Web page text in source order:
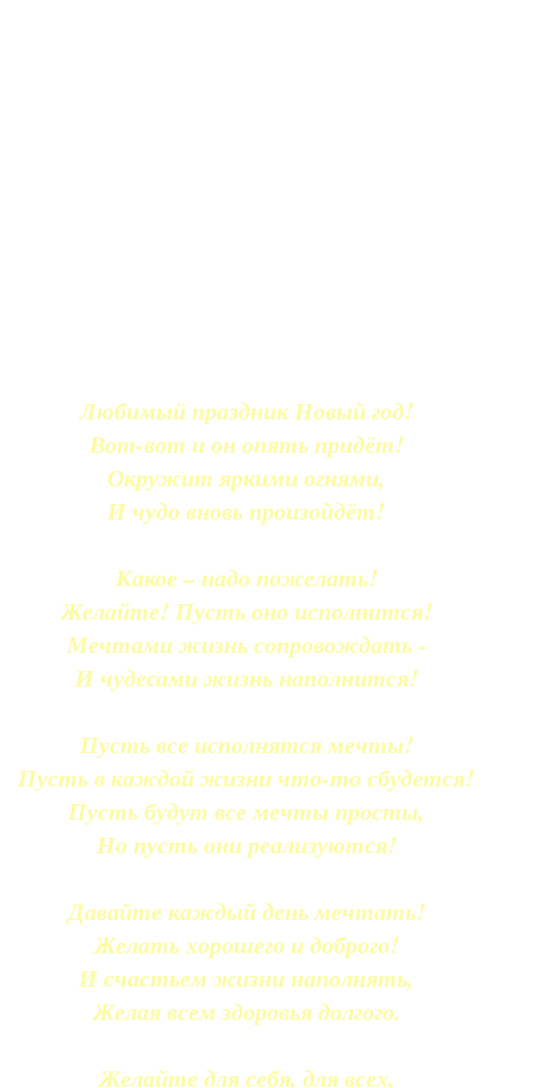
Любимый праздник Новый год!
Вот-вот и он опять придёт!
Окружит яркими огнями,
И чудо вновь произойдёт!
Какое – надо пожелать!
Желайте! Пусть оно исполнится!
Мечтами жизнь сопровождать -
И чудесами жизнь наполнится!
Пусть все исполнятся мечты!
Пусть в каждой жизни что-то сбудется!
Пусть будут все мечты просты,
Но пусть они реализуются!
Давайте каждый день мечтать!
Желать хорошего и доброго!
И счастьем жизни наполнять,
Желая всем здоровья долгого.
Желайте для себя, для всех,